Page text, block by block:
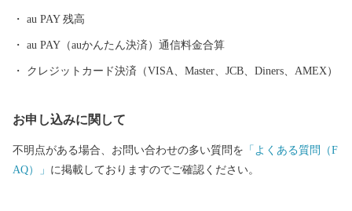
au PAY 残高
au PAY（auかんたん決済）通信料金合算
クレジットカード決済（VISA、Master、JCB、Diners、AMEX）
お申し込みに関して
不明点がある場合、お問い合わせの多い質問を 「よくある質問（F
AQ）」 に掲載しておりますのでご確認ください。